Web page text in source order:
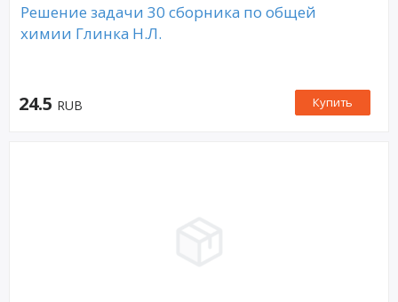
Решение задачи 30 сборника по общей
химии Глинка Н.Л.
24.5 RUB Купить